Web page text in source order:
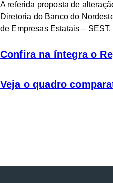
A referida proposta de
Diretoria do Banco do
de Empresas Estatais – SEST.
Confira na íntegra o
Veja o quadro